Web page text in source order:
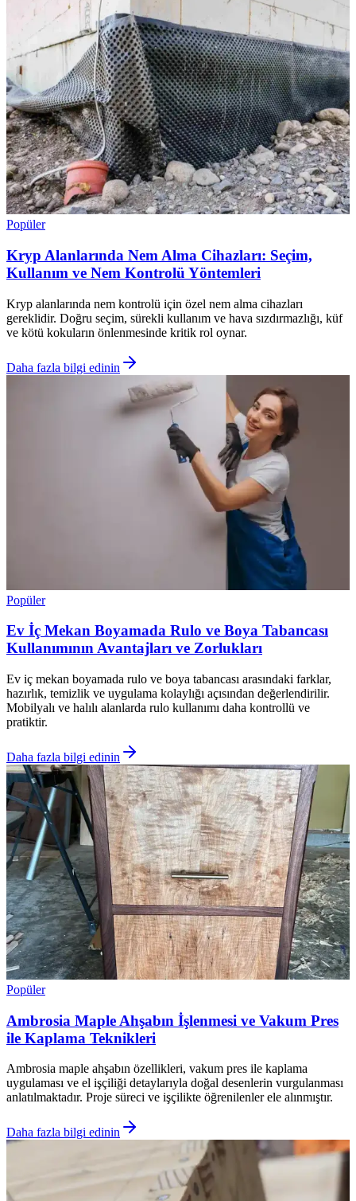
Popüler
Kryp Alanlarında Nem Alma Cihazları: Seçim,
Kullanım ve Nem Kontrolü Yöntemleri
Kryp alanlarında nem kontrolü için özel nem alma cihazları
gereklidir. Doğru seçim, sürekli kullanım ve hava sızdırmazlığı, küf
ve kötü kokuların önlenmesinde kritik rol oynar.
Daha fazla bilgi edinin
Popüler
Ev İç Mekan Boyamada Rulo ve Boya Tabancası
Kullanımının Avantajları ve Zorlukları
Ev iç mekan boyamada rulo ve boya tabancası arasındaki farklar,
hazırlık, temizlik ve uygulama kolaylığı açısından değerlendirilir.
Mobilyalı ve halılı alanlarda rulo kullanımı daha kontrollü ve
pratiktir.
Daha fazla bilgi edinin
Popüler
Ambrosia Maple Ahşabın İşlenmesi ve Vakum Pres
ile Kaplama Teknikleri
Ambrosia maple ahşabın özellikleri, vakum pres ile kaplama
uygulaması ve el işçiliği detaylarıyla doğal desenlerin vurgulanması
anlatılmaktadır. Proje süreci ve işçilikte öğrenilenler ele alınmıştır.
Daha fazla bilgi edinin